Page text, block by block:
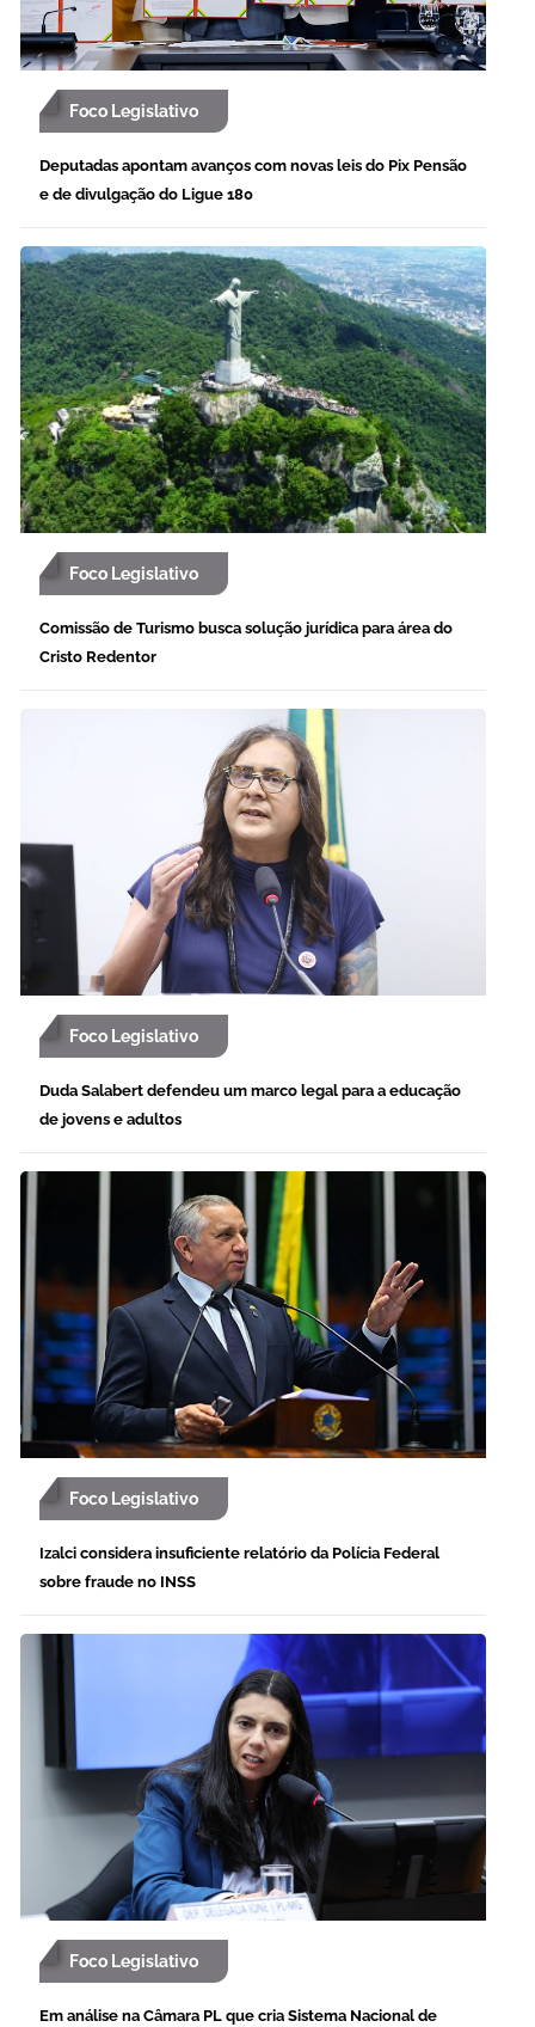
Foco Legislativo
Deputadas apontam avanços com novas leis do Pix Pensão
e de divulgação do Ligue 180
Foco Legislativo
Comissão de Turismo busca solução jurídica para área do
Cristo Redentor
Foco Legislativo
Duda Salabert defendeu um marco legal para a educação
de jovens e adultos
Foco Legislativo
Izalci considera insuficiente relatório da Polícia Federal
sobre fraude no INSS
Foco Legislativo
Em análise na Câmara PL que cria Sistema Nacional de